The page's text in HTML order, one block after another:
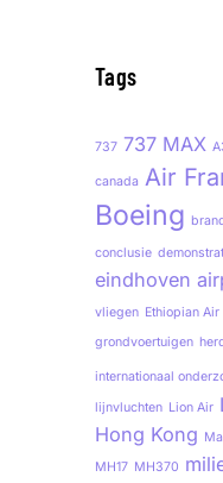
Tags
737 737 MAX
canada Air
Boeing
conclusie
eindhoven
vliegen Ethiopian Air
grondvoertuigen
internationaal
lijnvluchten Lion Air
Hong Kong
MH17 MH370